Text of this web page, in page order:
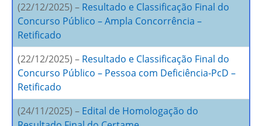
(22/12/2025) – Resultado e Classificação Final do
Concurso Público – Ampla Concorrência –
Retificado
(22/12/2025) – Resultado e Classificação Final do
Concurso Público – Pessoa com Deficiência-PcD –
Retificado
(24/11/2025) – Edital de Homologação do